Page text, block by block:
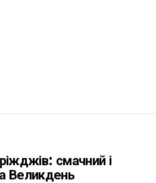
смачний і
Великдень